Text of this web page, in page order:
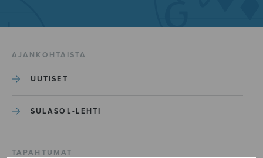
AJANKOHTAISTA
UUTISET
SULASOL-LEHTI
TAPAHTUMAT